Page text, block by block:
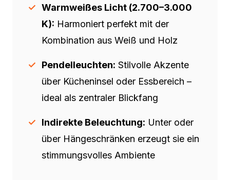
Warmweißes Licht (2.700–3.000
K): Harmoniert perfekt mit der
Kombination aus Weiß und Holz
Pendelleuchten: Stilvolle Akzente
über Kücheninsel oder Essbereich –
ideal als zentraler Blickfang
Indirekte Beleuchtung: Unter oder
über Hängeschränken erzeugt sie ein
stimmungsvolles Ambiente